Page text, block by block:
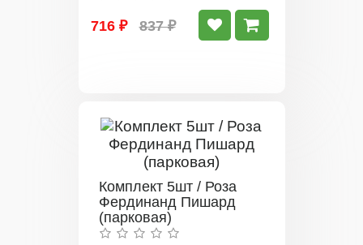
716 ₽ 837 ₽
Комплект 5шт / Роза
Фердинанд Пишард
(парковая)